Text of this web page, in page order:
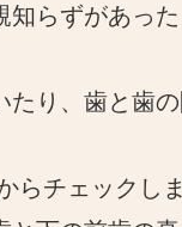
らずがあっ
たり、歯と歯
らチェックしま